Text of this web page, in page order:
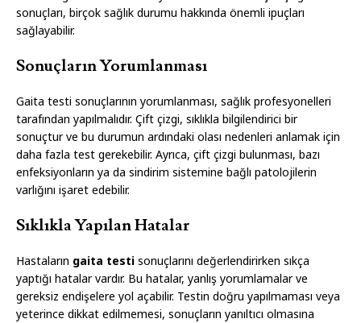
sonuçları, birçok sağlık durumu hakkında önemli ipuçları
sağlayabilir.
Sonuçların Yorumlanması
Gaita testi sonuçlarının yorumlanması, sağlık profesyonelleri
tarafından yapılmalıdır. Çift çizgi, sıklıkla bilgilendirici bir
sonuçtur ve bu durumun ardındaki olası nedenleri anlamak için
daha fazla test gerekebilir. Ayrıca, çift çizgi bulunması, bazı
enfeksiyonların ya da sindirim sistemine bağlı patolojilerin
varlığını işaret edebilir.
Sıklıkla Yapılan Hatalar
Hastaların gaita testi sonuçlarını değerlendirirken sıkça
yaptığı hatalar vardır. Bu hatalar, yanlış yorumlamalar ve
gereksiz endişelere yol açabilir. Testin doğru yapılmaması veya
yeterince dikkat edilmemesi, sonuçların yanıltıcı olmasına